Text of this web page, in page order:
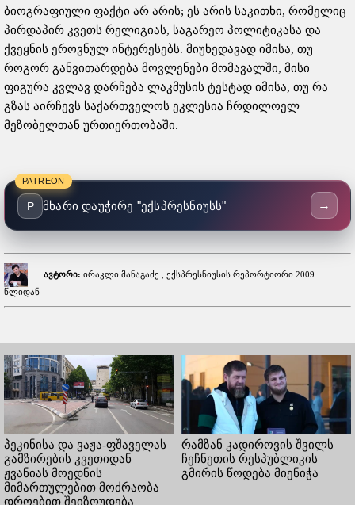
ბიოგრაფიული ფაქტი არ არის; ეს არის საკითხი, რომელიც
პირდაპირ კვეთს რელიგიას, საგარეო პოლიტიკასა და
ქვეყნის ეროვნულ ინტერესებს. მიუხედავად იმისა, თუ
როგორ განვითარდება მოვლენები მომავალში, მისი
ფიგურა კვლავ დარჩება ლაკმუსის ტესტად იმისა, თუ რა
გზას აირჩევს საქართველოს ეკლესია ჩრდილოელ
მეზობელთან ურთიერთობაში.
PATREON
P მხარი დაუჭირე "ექსპრესნიუსს" →
ავტორი: ირაკლი მანაგაძე , ექსპრესნიუსის რეპორტიორი 2009
წლიდან
პეკინისა და ვაჟა-ფშაველას
გამზირების კვეთიდან
ჟვანიას მოედნის
მიმართულებით მოძრაობა
დროებით შეიზღუდება
რამზან კადიროვის შვილს
ჩეჩნეთის რესპუბლიკის
გმირის წოდება მიენიჭა